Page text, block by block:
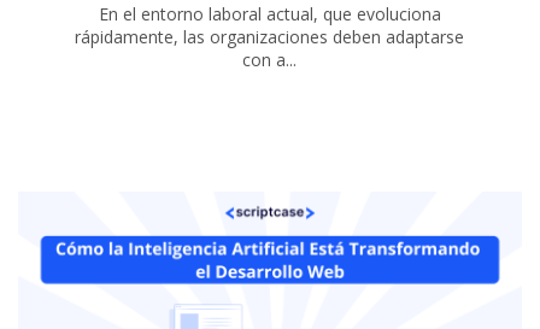
En el entorno laboral actual, que evoluciona
rápidamente, las organizaciones deben adaptarse
con a...